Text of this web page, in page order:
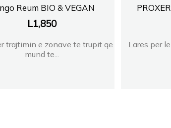
Reum BIO & VEGAN
L1,850
trajtimin e zonave te trupit qe
mund te...
Lares per